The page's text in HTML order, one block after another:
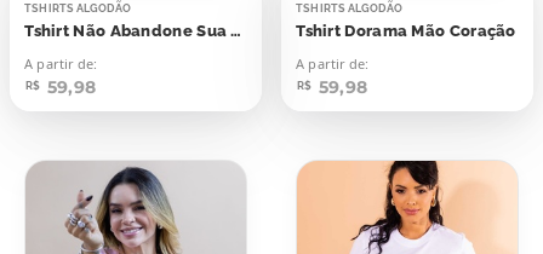
TSHIRTS ALGODÃO
Tshirt Não Abandone Sua Fé
A partir de:
R$ 59,98
TSHIRTS ALGODÃO
Tshirt Dorama Mão Coração
A partir de:
R$ 59,98